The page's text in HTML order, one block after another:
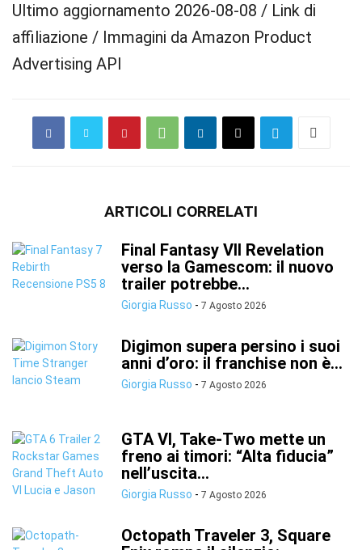
Ultimo aggiornamento 2026-08-08 / Link di
affiliazione / Immagini da Amazon Product
Advertising API
ARTICOLI CORRELATI
Final Fantasy VII Revelation
verso la Gamescom: il nuovo
trailer potrebbe...
Giorgia Russo - 7 Agosto 2026
Digimon supera persino i suoi
anni d’oro: il franchise non è...
Giorgia Russo - 7 Agosto 2026
GTA VI, Take-Two mette un
freno ai timori: “Alta fiducia”
nell’uscita...
Giorgia Russo - 7 Agosto 2026
Octopath Traveler 3, Square